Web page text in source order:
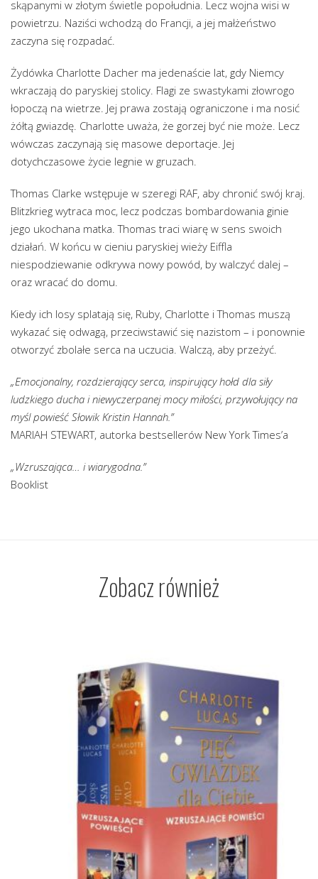
skąpanymi w złotym świetle popołudnia. Lecz wojna wisi w
powietrzu. Naziści wchodzą do Francji, a jej małżeństwo
zaczyna się rozpadać.
Żydówka Charlotte Dacher ma jedenaście lat, gdy Niemcy
wkraczają do paryskiej stolicy. Flagi ze swastykami złowrogo
łopoczą na wietrze. Jej prawa zostają ograniczone i ma nosić
żółtą gwiazdę. Charlotte uważa, że gorzej być nie może. Lecz
wówczas zaczynają się masowe deportacje. Jej
dotychczasowe życie legnie w gruzach.
Thomas Clarke wstępuje w szeregi RAF, aby chronić swój kraj.
Blitzkrieg wytraca moc, lecz podczas bombardowania ginie
jego ukochana matka. Thomas traci wiarę w sens swoich
działań. W końcu w cieniu paryskiej wieży Eiffla
niespodziewanie odkrywa nowy powód, by walczyć dalej –
oraz wracać do domu.
Kiedy ich losy splatają się, Ruby, Charlotte i Thomas muszą
wykazać się odwagą, przeciwstawić się nazistom – i ponownie
otworzyć zbolałe serca na uczucia. Walczą, aby przeżyć.
„Emocjonalny, rozdzierający serca, inspirujący hołd dla siły
ludzkiego ducha i niewyczerpanej mocy miłości, przywołujący na
myśl powieść Słowik Kristin Hannah.”
MARIAH STEWART, autorka bestsellerów New York Times’a
„Wzruszająca… i wiarygodna.”
Booklist
Zobacz również